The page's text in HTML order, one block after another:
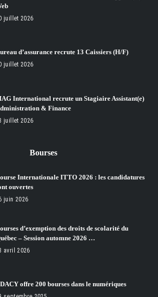
juillet 2026
d’assurance recrute 13 Caissiers (H/F)
juillet 2026
International recrute un Stagiaire Assistant(e)
& Finance
juillet 2026
Bourses
Internationale ITTO 2026 : les candidatures
ouvertes
juin 2026
d’exemption des droits de scolarité du
– Session automne 2026 …
avril 2026
offre 200 bourses dans le numériques